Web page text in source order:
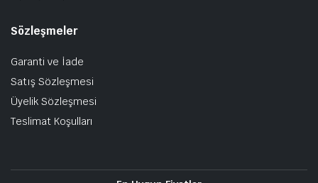
Sözleşmeler
Garanti ve İade
Satış Sözleşmesi
Üyelik Sözleşmesi
Teslimat Koşulları